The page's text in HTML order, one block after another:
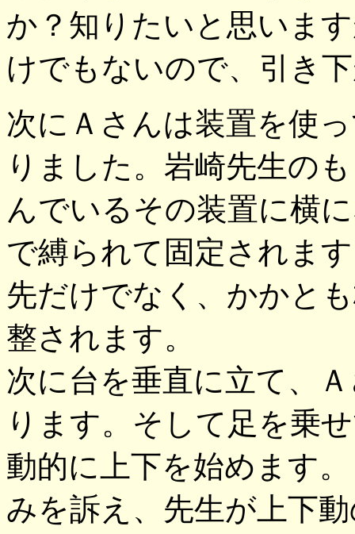
か？知りたいと思いま
けでもないので、引き
次にＡさんは装置を使
りました。岩崎先生の
んでいるその装置に横
で縛られて固定されま
先だけでなく、かかと
整されます。
次に台を垂直に立て、
ります。そして足を乗
動的に上下を始めます
みを訴え、先生が上下